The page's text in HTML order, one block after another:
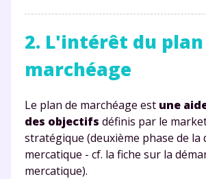
2. L'intérêt du plan
marchéage
Le plan de marchéage est une
des objectifs définis par le
stratégique (deuxième phase de la
mercatique - cf. la fiche sur la
mercatique).